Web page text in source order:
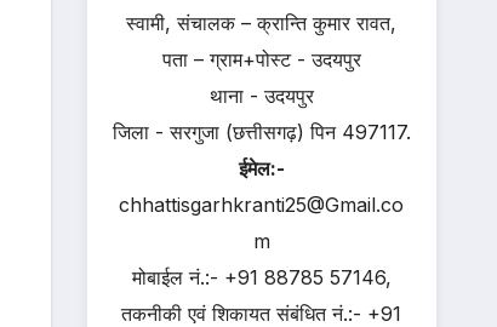
स्वामी, संचालक – क्रान्ति कुमार रावत,
पता – ग्राम+पोस्ट - उदयपुर
थाना - उदयपुर
जिला - सरगुजा (छत्तीसगढ़) पिन 497117.
ईमेल:-
chhattisgarhkranti25@Gmail.co
m
मोबाईल नं.:- +91 88785 57146,
तकनीकी एवं शिकायत संबंधित नं.:- +91